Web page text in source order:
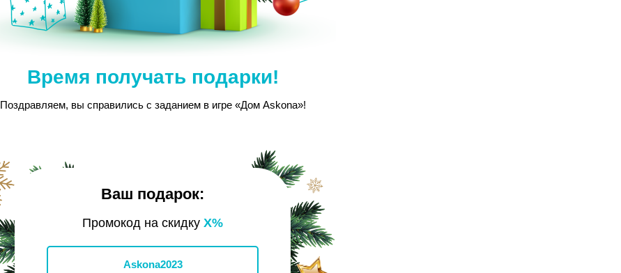
Время получать подарки!
Поздравляем, вы справились с заданием в игре «Дом Askona»!
Ваш подарок:
Промокод на скидку Х%
Askona2023